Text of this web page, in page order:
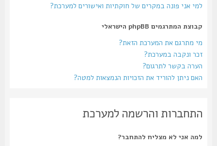
למי אני פונה במקרים של חוקתיות ואישורים למערכת?
קבוצת המתרגמים phpBB הישראלי
מי מתרגם את המערכת הזאת?
זכר ונקבה במערכת?
הערה בקשר לתרגום?
האם ניתן להוריד את הזכויות הנמצאות למטה?
התחברות והרשמה למערכת
למה אני לא מצליח להתחבר?